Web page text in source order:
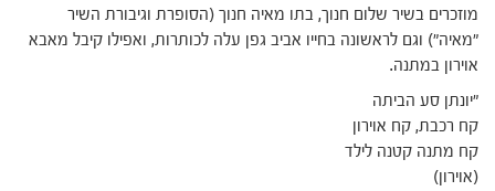
מוזכרים בשיר שלום חנוך, בתו מאיה חנוך (הסופרת וגיבורת השיר
"מאיה") וגם לראשונה בחייו אביב גפן עלה לכותרות, ואפילו קיבל מאבא
אוירון במתנה.
"יונתן סע הביתה
קח רכבת, קח אוירון
קח מתנה קטנה לילד
(אוירון)